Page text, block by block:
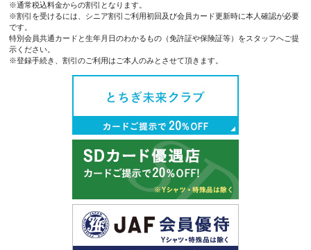
※通常税込料金からの割引となります。
※割引を受けるには、シニア割引ご利用初回及び会員カード更新時に本人確認が必要
です。
特別会員共通カードと生年月日のわかるもの（免許証や保険証等）をスタッフへご提
示ください。
※登録手続き、割引のご利用はご本人のみとさせて頂きます。